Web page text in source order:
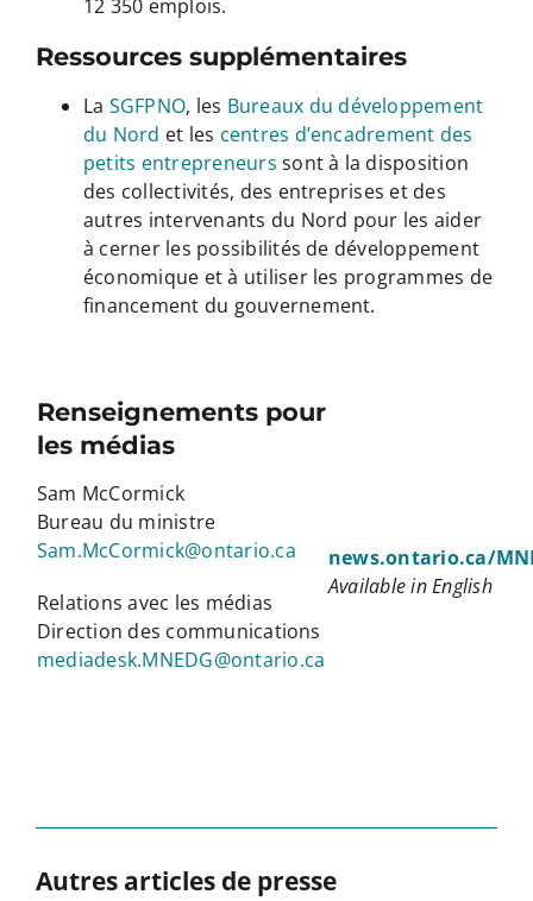
12 350 emplois.
Ressources supplémentaires
La SGFPNO, les Bureaux du développement
du Nord et les centres d’encadrement des
petits entrepreneurs sont à la disposition
des collectivités, des entreprises et des
autres intervenants du Nord pour les aider
à cerner les possibilités de développement
économique et à utiliser les programmes de
financement du gouvernement.
Renseignements pour
les médias
Sam McCormick
Bureau du ministre
Sam.McCormick@ontario.ca
Relations avec les médias
Direction des communications
mediadesk.MNEDG@ontario.ca
news.ontario.ca/
Available in English
Autres articles de presse